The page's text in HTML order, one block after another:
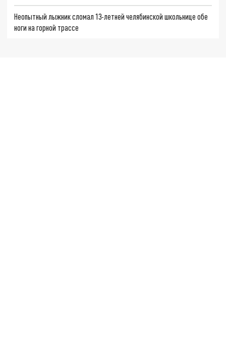
Неопытный лыжник сломал 13-летней челябинской школьнице обе
ноги на горной трассе